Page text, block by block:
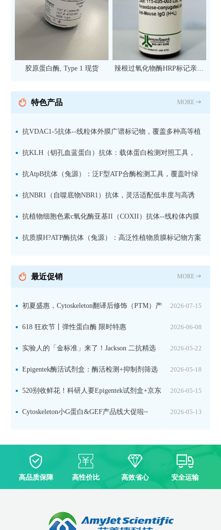
胶原蛋白酶, Type 1 现货
辣根过氧化物酶HRP标记亲和
抗 现货
特色产品 MORE
抗VDAC1-5抗体--线粒体外膜广谱标记物，覆盖多种高等植
物及二维BN-PAGE应用
抗KLH（钥孔血蓝蛋白）抗体：载体蛋白检测对照工具，
适用于ELISA、WB与免疫定位
抗AtpB抗体（兔源）：泛F型ATP合酶检测工具，覆盖叶绿
体、线粒体与细菌
抗NBR1（自噬底物NBR1）抗体，灵活适配低丰度与高诱
导样本
抗植物细胞色素c氧化酶亚基II（COXII）抗体--线粒体内膜
专属标记物，适用于天然与变性电泳
抗质膜H?ATP酶抗体（兔源）：高泛性植物质膜标记物方案
最近促销 MORE
2026-07-15
初夏盛惠，Cytoskeleton翻译后修饰（PTM）产
品线放价啦！ 2026-06-08
618 狂欢节丨弹性蛋白酶 限时特惠
2026-05-22
实验人的「金标准」来了！Jackson 二抗精选
限时一口价，手慢无！ 2026-05-18
Epigentek酶活试剂盒：酶活检测+抑制剂筛选
双赋能，下单即赠京东卡 2026-05-15
520别收鲜花！科研人要Epigentek试剂盒+京东
卡！ 2026-05-13
Cytoskeleton小G蛋白&GEF产品线大促啦~
高品质保障 高性价比 高效省心 安全运输